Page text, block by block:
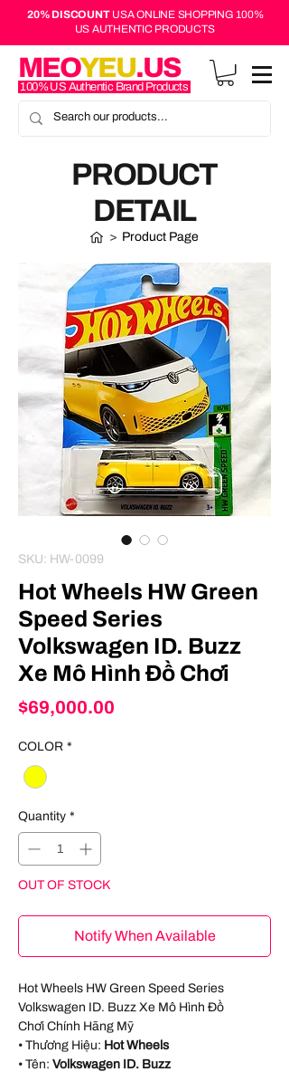
20% DISCOUNTUSA ONLINE SHOPPING 100%
US AUTHENTIC PRODUCTS
MEOYEU.US
100% US Authentic Brand Products
PRODUCT
DETAIL
> Product Page
SKU: HW-0099
Hot Wheels HW Green
Speed Series
Volkswagen ID. Buzz
Xe Mô Hình Đồ Chơi
$69,000.00
COLOR *
Quantity *
OUT OF STOCK
Notify When Available
Hot Wheels HW Green Speed Series
Volkswagen ID. Buzz Xe Mô Hình Đồ
Chơi Chính Hãng Mỹ
• Thương Hiệu: Hot Wheels
• Tên: Volkswagen ID. Buzz